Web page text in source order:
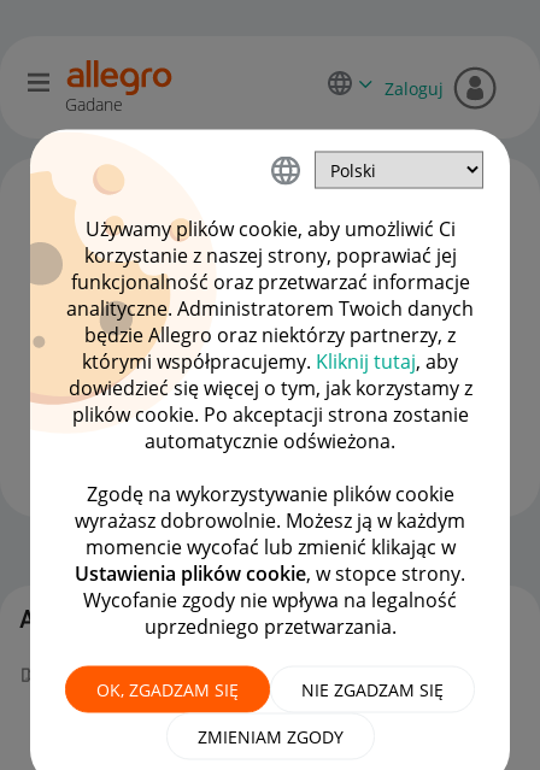
Używamy plików cookie, aby umożliwić Ci
korzystanie z naszej strony, poprawiać jej
funkcjonalność oraz przetwarzać informacje
analityczne. Administratorem Twoich danych
będzie Allegro oraz niektórzy partnerzy, z
którymi współpracujemy. Kliknij tutaj, aby
dowiedzieć się więcej o tym, jak korzystamy z
plików cookie. Po akceptacji strona zostanie
automatycznie odświeżona.
Zgodę na wykorzystywanie plików cookie
wyrażasz dobrowolnie. Możesz ją w każdym
momencie wycofać lub zmienić klikając w
Ustawienia plików cookie, w stopce strony.
Wycofanie zgody nie wpływa na legalność
uprzedniego przetwarzania.
OK, ZGADZAM SIĘ NIE ZGADZAM SIĘ
ZMIENIAM ZGODY
Gadane
Zaloguj
Przemo_M
#10 Popularyzator
Strona Główna OPCJE
Aktywność Przemo_M
Twój "W punkt!" dla kelpi_pl w poście
Kupujący nie może zamknąć dyskusji/reklamacji
niesie światu dobro!‎20-07-2026